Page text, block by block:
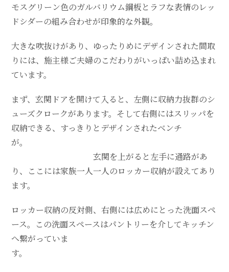
モスグリーン色のガルバリウム鋼板とラフな表情のレッ
ドシダーの組み合わせが印象的な外観。
大きな吹抜けがあり、ゆったりめにデザインされた間取
りには、施主様ご夫婦のこだわりがいっぱい詰め込まれ
ています。
まず、玄関ドアを開けて入ると、左側に収納力抜群のシ
ューズクロークがあります。そして右側にはスリッパを
収納できる、すっきりとデザインされたベンチ
が。
玄関を上がると左手に通路があ
り、ここには家族一人一人のロッカー収納が設えてあり
ます。
ロッカー収納の反対側、右側には広めにとった洗面スペ
ース。この洗面スペースはパントリーを介してキッチン
へ繋がっていま
す。